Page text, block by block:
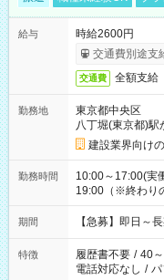
給与
時給2600円
交通費別途支
交通費 全額支給
勤務地
東京都中央区
八丁堀(東京都)駅
建設業界向け
勤務時間
10:00～17:00(
19:00（※終わり
期間 【急募】即日～
特徴 履歴書不要 / 40
電話対応なし /